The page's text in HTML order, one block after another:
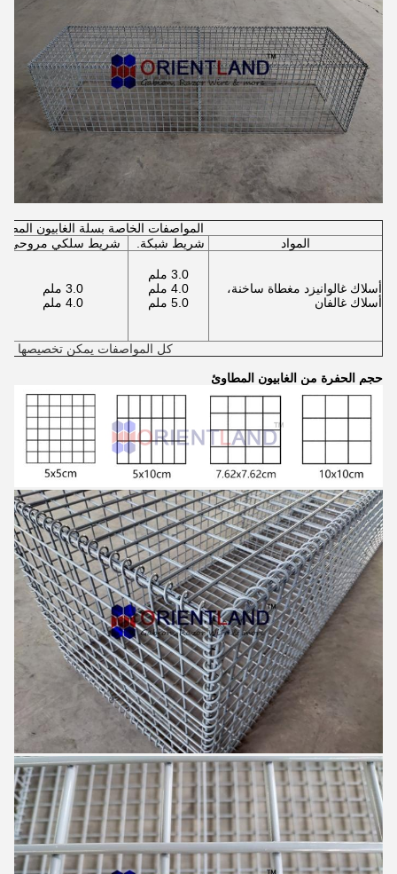
المواصفات الخاصة بسلة الغابيون
المواد
شريط شبكة. شريط سلكي مروحي
أسلاك غالوانيزد مغطاة ساخنة،
أسلاك غالفان
3.0 ملم
4.0 ملم
5.0 ملم
3.0 ملم
4.0 ملم
كل المواصفات يمكن تخصيصها
حجم الحفرة من الغابيون المطاوئ